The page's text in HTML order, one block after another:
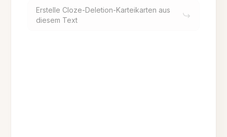
Erstelle Cloze-Deletion-Karteikarten aus
diesem Text